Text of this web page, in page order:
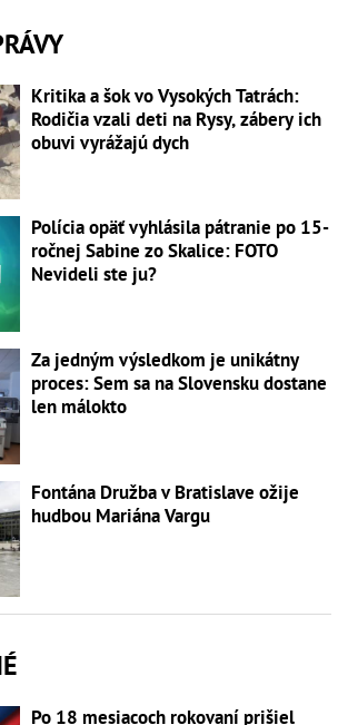
Kritika a šok vo Vysokých Tatrách:
Rodičia vzali deti na Rysy, zábery ich
obuvi vyrážajú dych
Polícia opäť vyhlásila pátranie po 15-
ročnej Sabine zo Skalice: FOTO
Nevideli ste ju?
Za jedným výsledkom je unikátny
proces: Sem sa na Slovensku dostane
len málokto
Fontána Družba v Bratislave ožije
hudbou Mariána Vargu
Po 18 mesiacoch rokovaní prišiel